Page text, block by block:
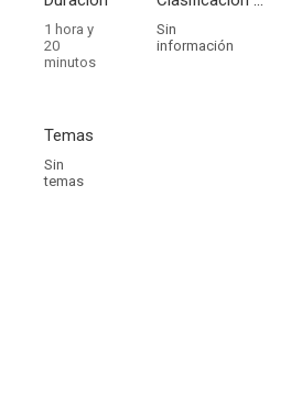
1 hora y
20
minutos
Sin
información
Temas
Sin
temas